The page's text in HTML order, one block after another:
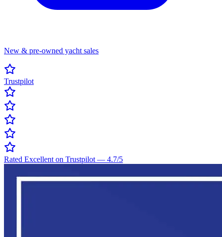
New & pre-owned yacht sales
Trustpilot
Rated Excellent on Trustpilot — 4.7/5